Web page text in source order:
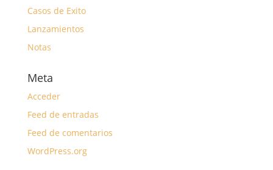
Casos de Exito
Lanzamientos
Notas
Meta
Acceder
Feed de entradas
Feed de comentarios
WordPress.org